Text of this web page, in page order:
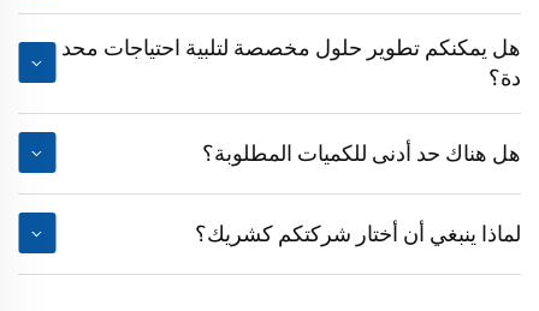
هل يمكنكم تطوير حلول مخصصة لتلبية احتياجات محد
دة؟
هل هناك حد أدنى للكميات المطلوبة؟
لماذا ينبغي أن أختار شركتكم كشريك؟